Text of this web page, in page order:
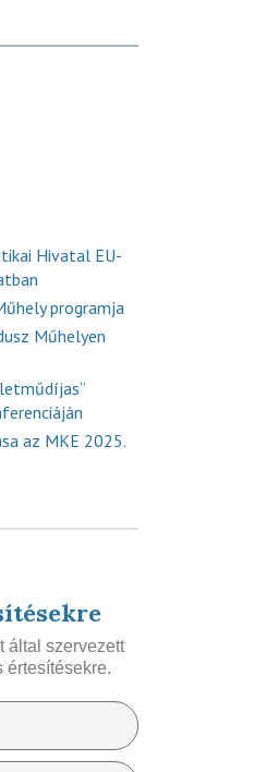
Hivatal EU-
programja
Műhelyen
az MKE 2025.
által szervezett
értesítésekre.